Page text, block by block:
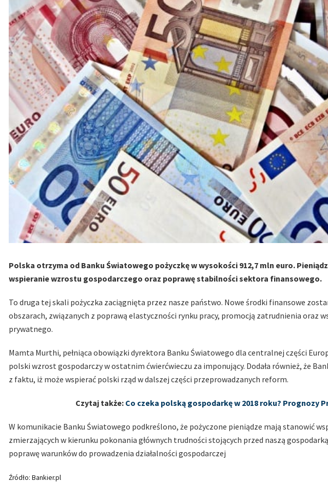
Polska otrzyma od Banku Światowego pożyczkę w wysokości 912,7 mln euro.
wspieranie wzrostu gospodarczego oraz poprawę stabilności sektora finansowego.
To druga tej skali pożyczka zaciągnięta przez nasze państwo. Nowe środki finansowe
obszarach, związanych z poprawą elastyczności rynku pracy, promocją zatrudnienia oraz
prywatnego.
Mamta Murthi, pełniąca obowiązki dyrektora Banku Światowego dla centralnej części
polski wzrost gospodarczy w ostatnim ćwierćwieczu za imponujący. Dodała również, że
z faktu, iż może wspierać polski rząd w dalszej części przeprowadzanych reform.
Czytaj także: Co czeka polską gospodarkę w 2018 roku? Prognozy
W komunikacie Banku Światowego podkreślono, że pożyczone pieniądze mają stanowić
zmierzających w kierunku pokonania głównych trudności stojących przed naszą
poprawę warunków do prowadzenia działalności gospodarczej
Źródło: Bankier.pl